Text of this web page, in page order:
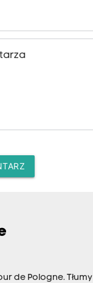
de Pologne.